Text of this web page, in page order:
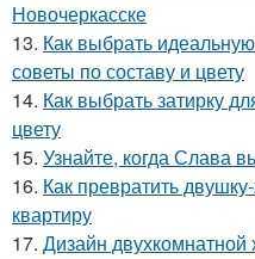
Новочеркасске
13. Как выбрать
советы по составу и цвету
14. Как выбрать затирку
цвету
15. Узнайте, когда Слава
16. Как превратить
квартиру
17. Дизайн